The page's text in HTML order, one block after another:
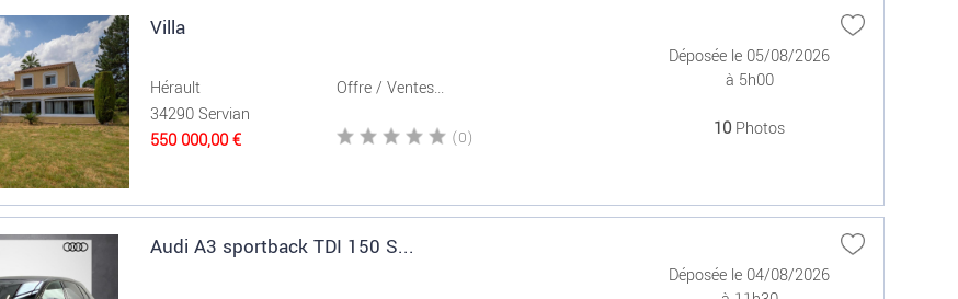
Villa
Hérault
34290 Servian
550 000,00 €
Offre / Ventes...
(0)
Déposée le 05/08/2026
à 5h00
10 Photos
Audi A3 sportback TDI 150 S...
Déposée le 04/08/2026